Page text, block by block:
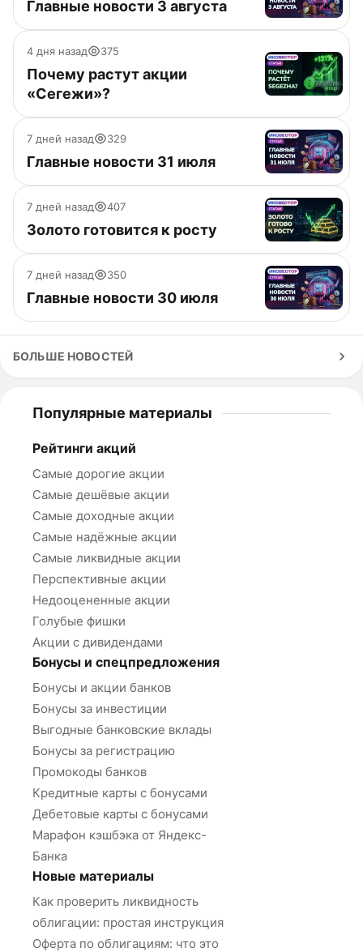
Главные новости 3 августа
4 дня назад 375
Почему растут акции
«Сегежи»?
7 дней назад 329
Главные новости 31 июля
7 дней назад 407
Золото готовится к росту
7 дней назад 350
Главные новости 30 июля
БОЛЬШЕ НОВОСТЕЙ
Популярные материалы
Рейтинги акций
Самые дорогие акции
Самые дешёвые акции
Самые доходные акции
Самые надёжные акции
Самые ликвидные акции
Перспективные акции
Недооцененные акции
Голубые фишки
Акции с дивидендами
Бонусы и спецпредложения
Бонусы и акции банков
Бонусы за инвестиции
Выгодные банковские вклады
Бонусы за регистрацию
Промокоды банков
Кредитные карты с бонусами
Дебетовые карты с бонусами
Марафон кэшбэка от Яндекс-
Банка
Новые материалы
Как проверить ликвидность
облигации: простая инструкция
Оферта по облигациям: что это